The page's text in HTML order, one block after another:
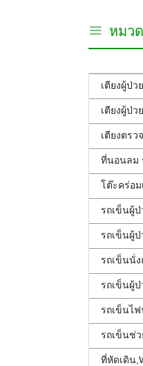
หมว
เตียงผู้ป่ว
เตียงผู้ป่ว
เตียงตรว
ที่นอนลม
โต๊ะคร่อม
รถเข็นผู้ป่
รถเข็นผู้
รถเข็นนั่ง
รถเข็นผู้
รถเข็นไฟ
รถเข็นช่ว
ที่หัดเดิน